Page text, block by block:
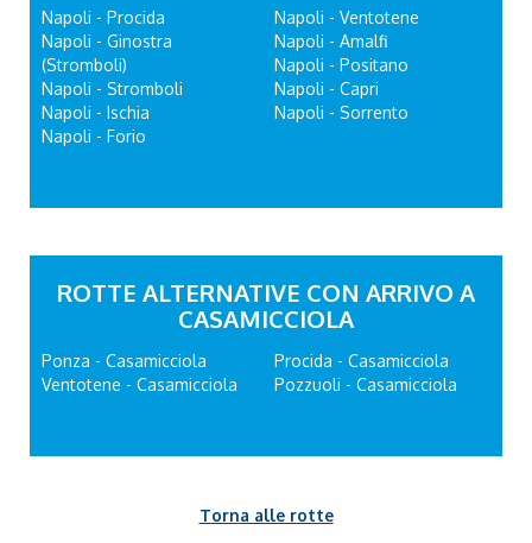
Napoli - Procida
Napoli - Ginostra
(Stromboli)
Napoli - Stromboli
Napoli - Ischia
Napoli - Forio
Napoli - Ventotene
Napoli - Amalfi
Napoli - Positano
Napoli - Capri
Napoli - Sorrento
ROTTE ALTERNATIVE CON ARRIVO A
CASAMICCIOLA
Ponza - Casamicciola
Ventotene - Casamicciola
Procida - Casamicciola
Pozzuoli - Casamicciola
Torna alle rotte